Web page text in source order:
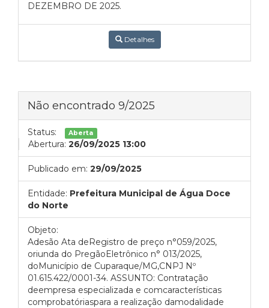
DEZEMBRO DE 2025.
Detalhes
Não encontrado 9/2025
Status: Aberta
Abertura: 26/09/2025 13:00
Publicado em: 29/09/2025
Entidade: Prefeitura Municipal de Água Doce
do Norte
Objeto:
Adesão Ata deRegistro de preço n°059/2025,
oriunda do PregãoEletrônico n° 013/2025,
doMunicípio de Cuparaque/MG,CNPJ Nº
01.615.422/0001-34. ASSUNTO: Contratação
deempresa especializada e comcaracterísticas
comprobatóriaspara a realização damodalidade